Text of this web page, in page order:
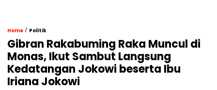
Home / Politik
Gibran Rakabuming Raka Muncul di
Monas, Ikut Sambut Langsung
Kedatangan Jokowi beserta Ibu
Iriana Jokowi